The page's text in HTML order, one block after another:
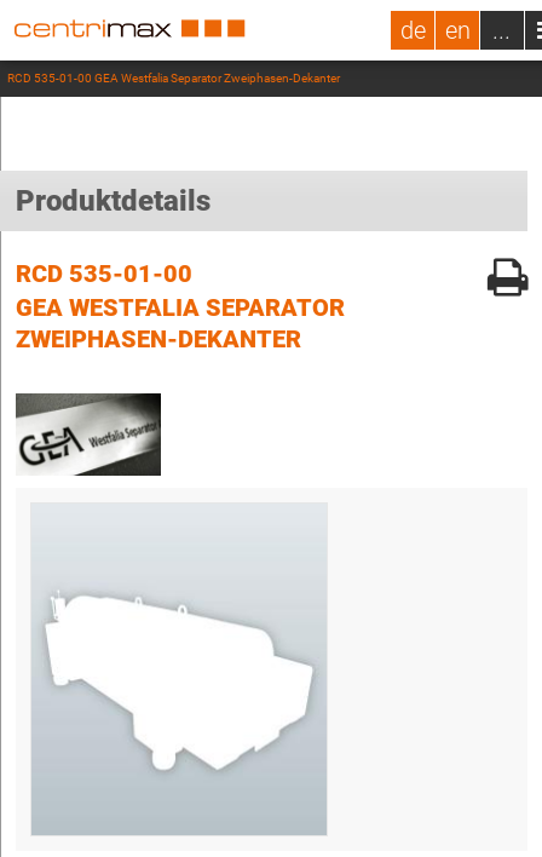
de en ...
RCD 535-01-00 GEA Westfalia Separator Zweiphasen-Dekanter
Produktdetails
RCD 535-01-00
GEA WESTFALIA SEPARATOR
ZWEIPHASEN-DEKANTER